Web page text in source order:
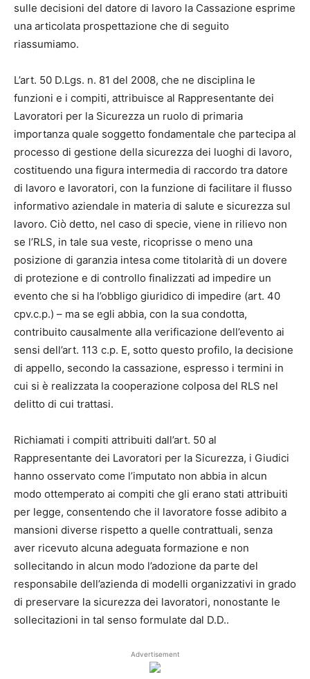
sulle decisioni del datore di lavoro la Cassazione esprime
una articolata prospettazione che di seguito
riassumiamo.
L’art. 50 D.Lgs. n. 81 del 2008, che ne disciplina le
funzioni e i compiti, attribuisce al Rappresentante dei
Lavoratori per la Sicurezza un ruolo di primaria
importanza quale soggetto fondamentale che partecipa al
processo di gestione della sicurezza dei luoghi di lavoro,
costituendo una figura intermedia di raccordo tra datore
di lavoro e lavoratori, con la funzione di facilitare il flusso
informativo aziendale in materia di salute e sicurezza sul
lavoro. Ciò detto, nel caso di specie, viene in rilievo non
se l’RLS, in tale sua veste, ricoprisse o meno una
posizione di garanzia intesa come titolarità di un dovere
di protezione e di controllo finalizzati ad impedire un
evento che si ha l’obbligo giuridico di impedire (art. 40
cpv.c.p.) – ma se egli abbia, con la sua condotta,
contribuito causalmente alla verificazione dell’evento ai
sensi dell’art. 113 c.p. E, sotto questo profilo, la decisione
di appello, secondo la cassazione, espresso i termini in
cui si è realizzata la cooperazione colposa del RLS nel
delitto di cui trattasi.
Richiamati i compiti attribuiti dall’art. 50 al
Rappresentante dei Lavoratori per la Sicurezza, i Giudici
hanno osservato come l’imputato non abbia in alcun
modo ottemperato ai compiti che gli erano stati attribuiti
per legge, consentendo che il lavoratore fosse adibito a
mansioni diverse rispetto a quelle contrattuali, senza
aver ricevuto alcuna adeguata formazione e non
sollecitando in alcun modo l’adozione da parte del
responsabile dell’azienda di modelli organizzativi in grado
di preservare la sicurezza dei lavoratori, nonostante le
sollecitazioni in tal senso formulate dal D.D..
Advertisement